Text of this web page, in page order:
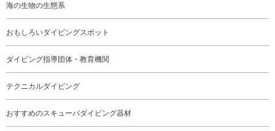
海の生物の生態系
おもしろいダイビングスポット
ダイビング指導団体・教育機関
テクニカルダイビング
おすすめのスキューバダイビング器材